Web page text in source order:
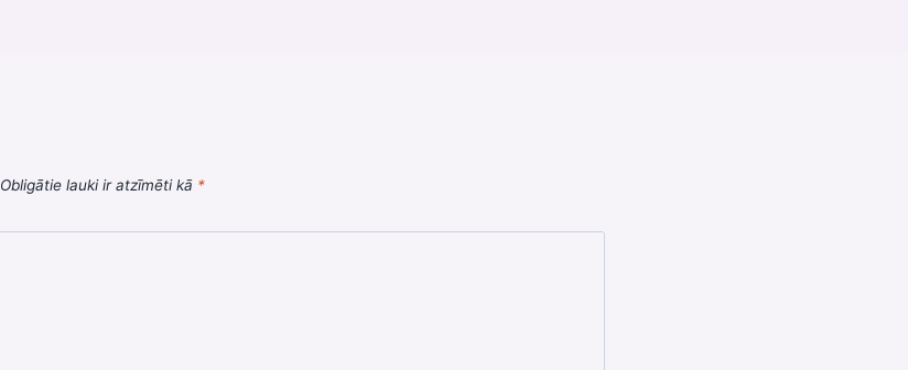
Obligātie lauki ir atzīmēti kā *